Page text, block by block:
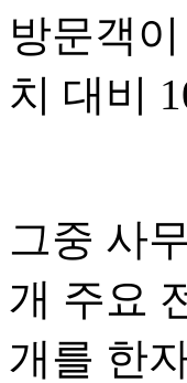
방문객
치 대비
그중 사
개 주요
개를 한